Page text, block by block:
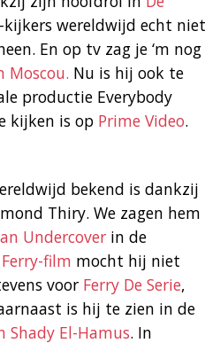
wereldwijd echt niet
En op tv zag je ‘m nog
Moscou. Nu is hij ook te
productie Everybody
kijken is op Prime Video.
bekend is dankzij
Thiry. We zagen hem
Undercover in de
Ferry-film mocht hij niet
voor Ferry De Serie,
is hij te zien in de
El-Hamus. In